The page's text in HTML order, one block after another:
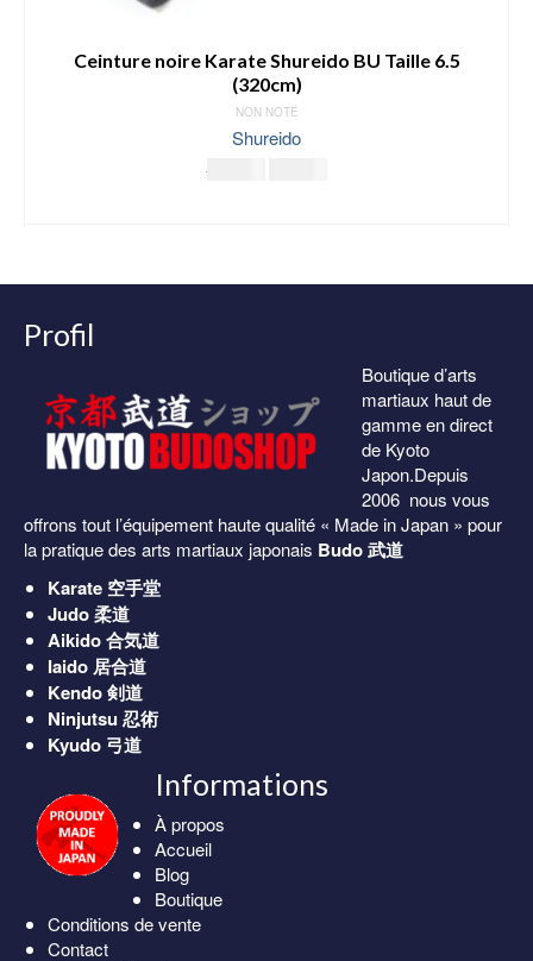
Ceinture noire Karate Shureido BU Taille 6.5
(320cm)
NON NOTÉ
Shureido
25.00
Profil
Boutique d’arts
martiaux haut de
gamme en direct
de Kyoto
Japon.Depuis
2006 nous vous
offrons tout l’équipement haute qualité « Made in Japan » pour
la pratique des arts martiaux japonais Budo 武道
Karate 空手堂
Judo柔道
Aikido合気道
Iaido 居合道
Kendo剣道
Ninjutsu忍術
Kyudo 弓道
Informations
À propos
Accueil
Blog
Boutique
Conditions de vente
Contact